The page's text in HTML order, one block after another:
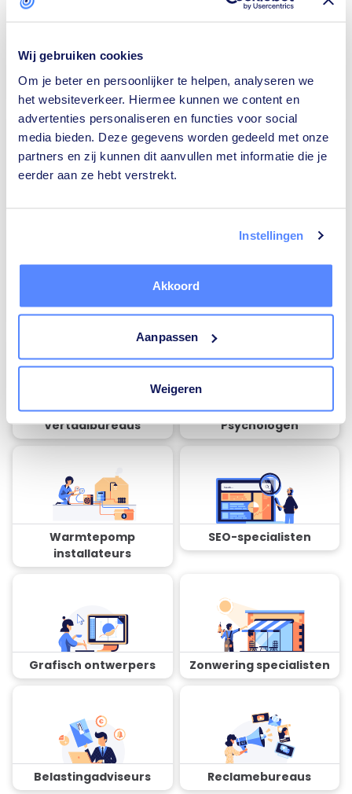
Wij gebruiken cookies
Om je beter en persoonlijker te helpen, analyseren we
het websiteverkeer. Hiermee kunnen we content en
advertenties personaliseren en functies voor social
media bieden. Deze gegevens worden gedeeld met onze
partners en zij kunnen dit aanvullen met informatie die je
eerder aan ze hebt verstrekt.
Instellingen
Akkoord
Aanpassen
Weigeren
Isolatiebedrijven Rijscholen
Relatietherapeuten Tekstschrijvers
Vertaalbureaus Psychologen
Warmtepomp
installateurs
SEO-specialisten
Grafisch ontwerpers Zonwering specialisten
Belastingadviseurs Reclamebureaus